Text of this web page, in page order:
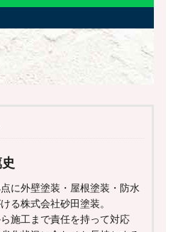
に外壁塗装・屋根塗装・防水
る株式会社砂田塗装。
施工まで責任を持って対応